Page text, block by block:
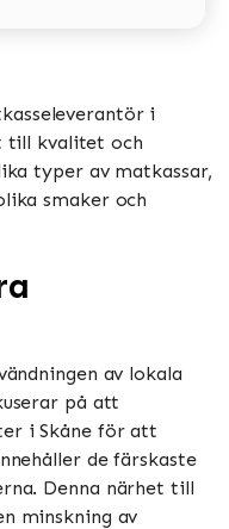
i
till kvalitet och
typer av matkassar,
smaker och
av lokala
på att
i Skåne för att
de färskaste
Denna närhet till
minskning av